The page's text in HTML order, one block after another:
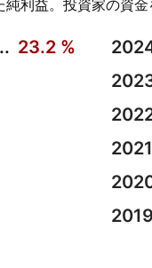
利益。投資家の資
23.2 %